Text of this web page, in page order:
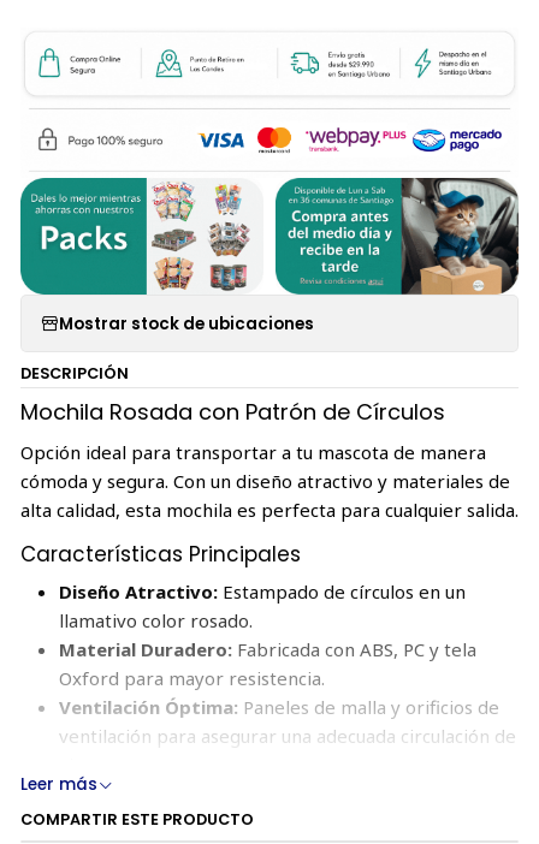
Mostrar stock de ubicaciones
DESCRIPCIÓN
Mochila Rosada con Patrón de Círculos
Opción ideal para transportar a tu mascota de manera
cómoda y segura. Con un diseño atractivo y materiales de
alta calidad, esta mochila es perfecta para cualquier salida.
Características Principales
Diseño Atractivo:Estampado de círculos en un
llamativo color rosado.
Material Duradero:Fabricada con ABS, PC y tela
Oxford para mayor resistencia.
Ventilación Óptima: Paneles de malla y orificios de
ventilación para asegurar una adecuada circulación de
Transparencia:
que tu mascota disfrute del paisaje.
Leer más
COMPARTIR ESTE PRODUCTO